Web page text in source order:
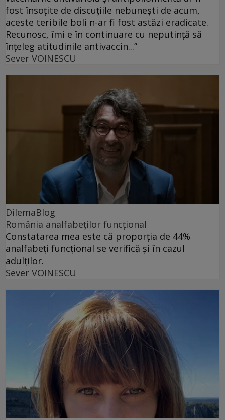
fost însoțite de discuțiile nebunești de acum,
aceste teribile boli n-ar fi fost astăzi eradicate.
Recunosc, îmi e în continuare cu neputință să
înțeleg atitudinile antivaccin...”
Sever VOINESCU
DilemaBlog
România analfabeților funcțional
Constatarea mea este că proporția de 44%
analfabeți funcțional se verifică și în cazul
adulților.
Sever VOINESCU